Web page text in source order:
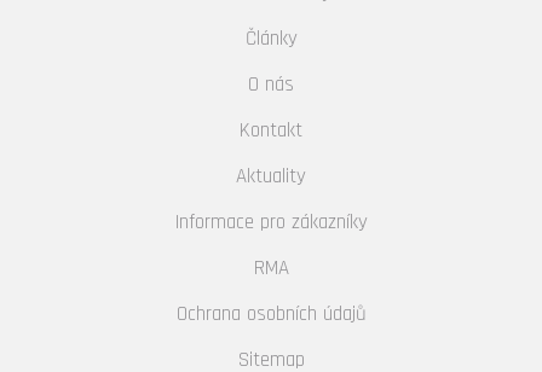
Články
O nás
Kontakt
Aktuality
Informace pro zákazníky
RMA
Ochrana osobních údajů
Sitemap